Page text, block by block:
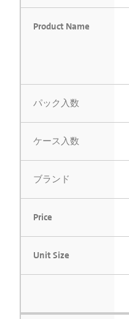
Product Name
パック入数
ケース入数
ブランド
Price
Unit Size